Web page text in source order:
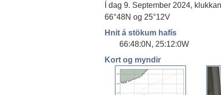
Í dag 9. September 2024,
66°48N og 25°12V
Hnit á stökum hafís
66:48:0N, 25:12:0W
Kort og myndir